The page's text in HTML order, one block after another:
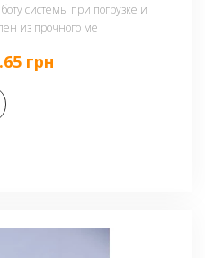
системы при погрузке и
из прочного ме
грн